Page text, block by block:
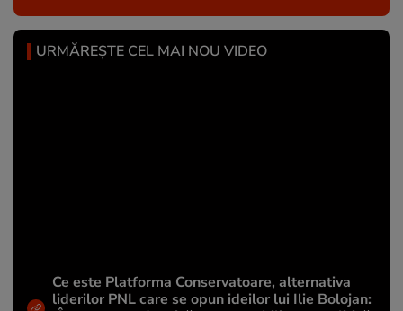
URMĂREȘTE CEL MAI NOU VIDEO
Ce este Platforma Conservatoare, alternativa
liderilor PNL care se opun ideilor lui Ilie Bolojan: